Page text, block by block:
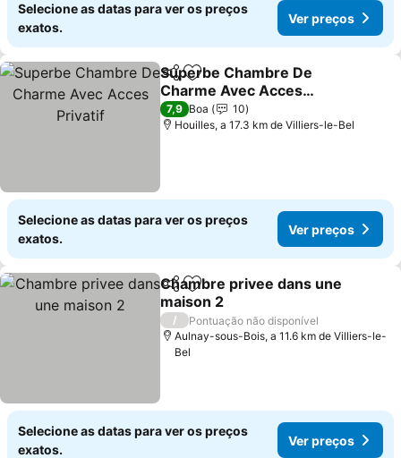
Selecione as datas para ver os preços
exatos.
Ver preços
PartilharAdicionar aos favoritos
Superbe Chambre De
Charme Avec Acces
Privatif
Ver preços
7,9 Boa
10
Houilles, a 17.3 km de Villiers-le-Bel
Selecione as datas para ver os preços
exatos.
Ver preços
PartilharAdicionar aos favoritos
Chambre privee dans une
maison 2
Ver preços
/
Pontuação não disponível
Aulnay-sous-Bois, a 11.6 km de Villiers-le-
Bel
Selecione as datas para ver os preços
exatos.
Ver preços